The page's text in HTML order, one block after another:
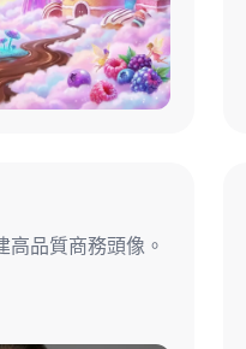
品質商務頭像。